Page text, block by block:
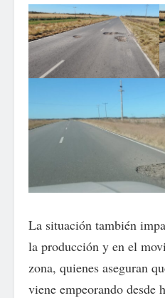
La situación también
la producción y en el
zona, quienes aseguran
viene empeorando desde